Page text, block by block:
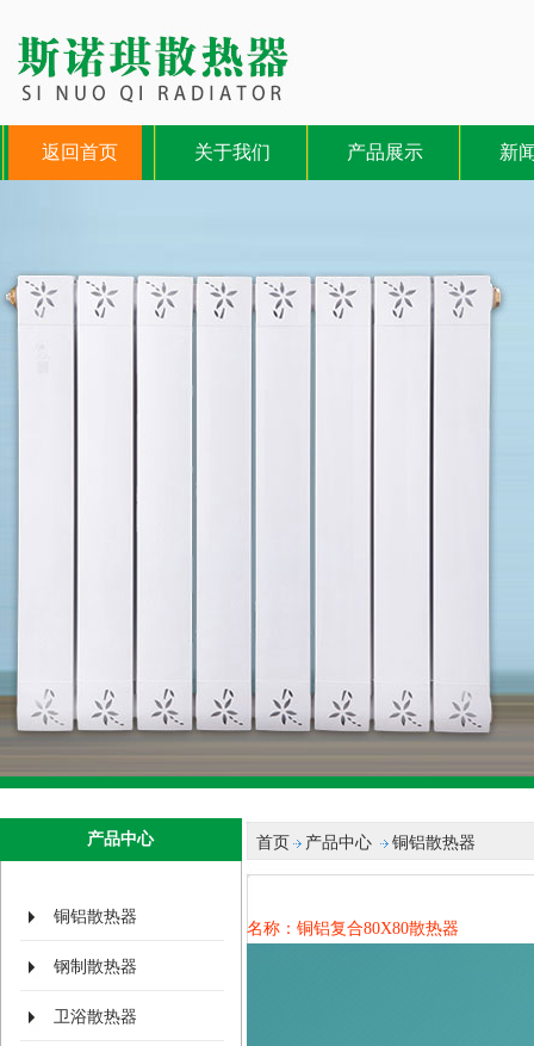
返回首页 关于我们 产品展示 新
产品中心
铜铝散热器
钢制散热器
卫浴散热器
首页 产品中心 铜铝散热器
名称：铜铝复合80X80散热器